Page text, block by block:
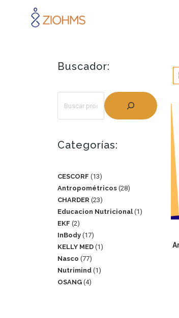
Buscador:
Categorías:
CESCORF 13
Antropométricos 28
CHARDER 23
Educacion Nutricional 1
EKF 2
InBody 17
KELLY MED 1
Nasco 77
Nutrimind 1
OSANG 4